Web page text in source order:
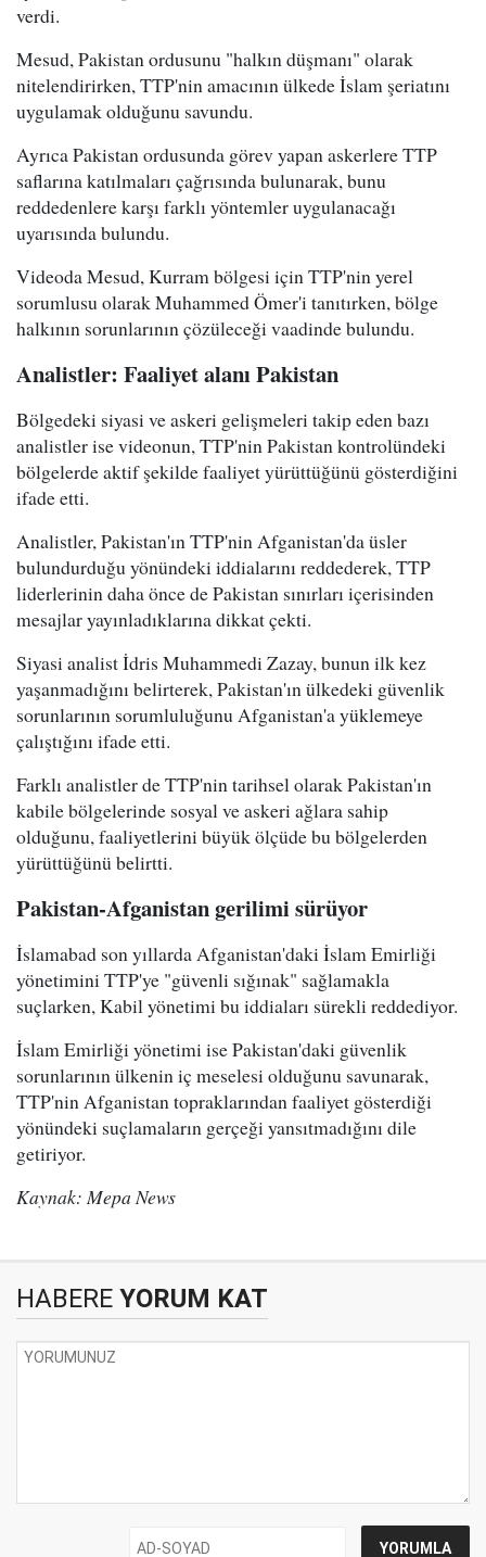
verdi.
Mesud, Pakistan ordusunu "halkın düşmanı" olarak
nitelendirirken, TTP'nin amacının ülkede İslam şeriatını
uygulamak olduğunu savundu.
Ayrıca Pakistan ordusunda görev yapan askerlere TTP
saflarına katılmaları çağrısında bulunarak, bunu
reddedenlere karşı farklı yöntemler uygulanacağı
uyarısında bulundu.
Videoda Mesud, Kurram bölgesi için TTP'nin yerel
sorumlusu olarak Muhammed Ömer'i tanıtırken, bölge
halkının sorunlarının çözüleceği vaadinde bulundu.
Analistler: Faaliyet alanı Pakistan
Bölgedeki siyasi ve askeri gelişmeleri takip eden bazı
analistler ise videonun, TTP'nin Pakistan kontrolündeki
bölgelerde aktif şekilde faaliyet yürüttüğünü gösterdiğini
ifade etti.
Analistler, Pakistan'ın TTP'nin Afganistan'da üsler
bulundurduğu yönündeki iddialarını reddederek, TTP
liderlerinin daha önce de Pakistan sınırları içerisinden
mesajlar yayınladıklarına dikkat çekti.
Siyasi analist İdris Muhammedi Zazay, bunun ilk kez
yaşanmadığını belirterek, Pakistan'ın ülkedeki güvenlik
sorunlarının sorumluluğunu Afganistan'a yüklemeye
çalıştığını ifade etti.
Farklı analistler de TTP'nin tarihsel olarak Pakistan'ın
kabile bölgelerinde sosyal ve askeri ağlara sahip
olduğunu, faaliyetlerini büyük ölçüde bu bölgelerden
yürüttüğünü belirtti.
Pakistan-Afganistan gerilimi sürüyor
İslamabad son yıllarda Afganistan'daki İslam Emirliği
yönetimini TTP'ye "güvenli sığınak" sağlamakla
suçlarken, Kabil yönetimi bu iddiaları sürekli reddediyor.
İslam Emirliği yönetimi ise Pakistan'daki güvenlik
sorunlarının ülkenin iç meselesi olduğunu savunarak,
TTP'nin Afganistan topraklarından faaliyet gösterdiği
yönündeki suçlamaların gerçeği yansıtmadığını dile
getiriyor.
Kaynak: Mepa News
HABERE YORUM KAT